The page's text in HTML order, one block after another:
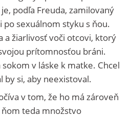
podľa Freuda, zamilovaný
po sexuálnom styku s ňou.
a žiarlivosť voči otcovi, ktorý
prítomnosťou bráni.
v láske k matke. Chcel
by si, aby neexistoval.
v tom, že ho má zároveň
teda množstvo